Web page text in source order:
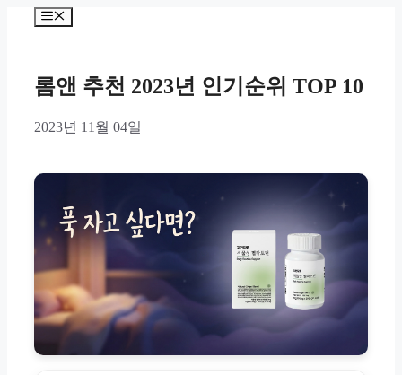
Menu
롬앤 추천 2023년 인기순위 TOP 10
2023년 11월 04일